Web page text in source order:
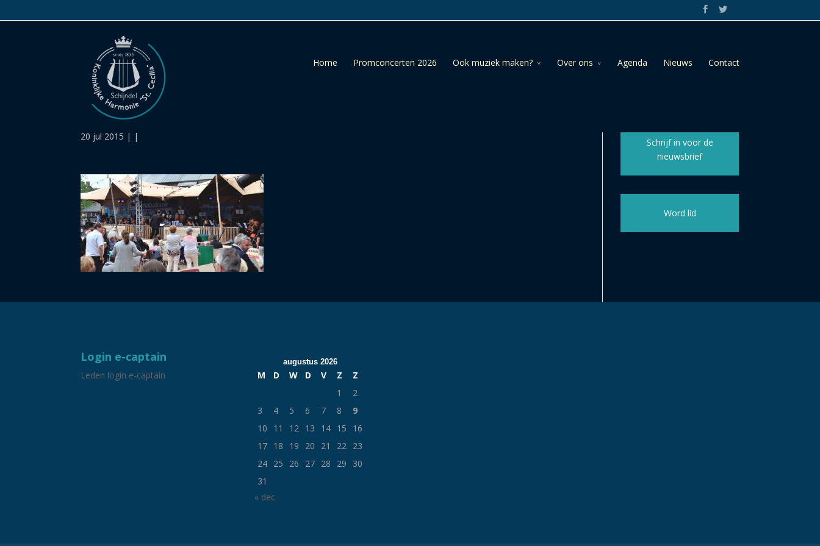
Home Promconcerten 2026 Ook muziek maken? Over ons Agenda Nieuws Contact
059
20 jul 2015 | |
Schrijf in voor de
nieuwsbrief
Word lid
Login e-captain
Leden login e-captain
augustus 2026
M D W D V Z
Z
1
2
3
4 5 6 7 8
9
10
11 12 13 14 15
16
17 18 19 20 21 22 23
24 25 26 27 28 29
30
31
« dec